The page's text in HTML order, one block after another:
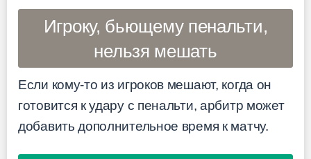
Игроку, бьющему пенальти,
нельзя мешать
Если кому-то из игроков мешают, когда он
готовится к удару с пенальти, арбитр может
добавить дополнительное время к матчу.